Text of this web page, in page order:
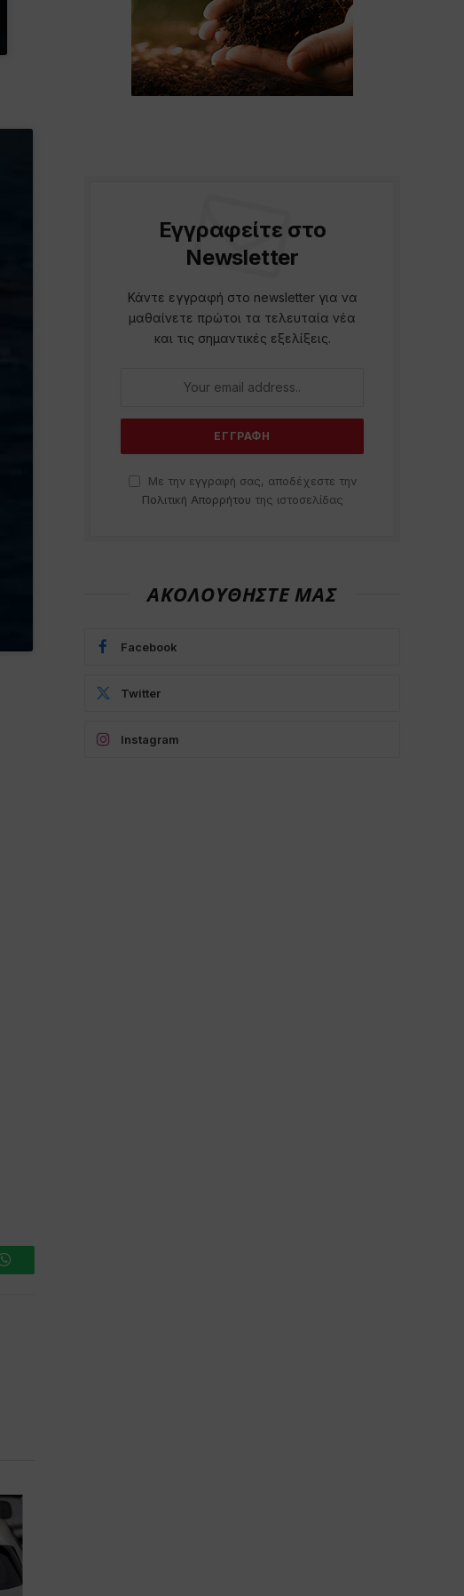
WhatsApp
Εγγραφείτε στο
Newsletter
Κάντε εγγραφή στο newsletter για να
μαθαίνετε πρώτοι τα τελευταία νέα
και τις σημαντικές εξελίξεις.
Με την εγγραφή σας, αποδέχεστε την
Πολιτική Απορρήτου της ιστοσελίδας
ΑΚΟΛΟΥΘΗΣΤΕ ΜΑΣ
Facebook
Twitter
Instagram